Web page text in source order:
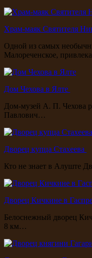
Храм-маяк Святителя
Одной из самых
Малореченское,
Дом Чехова в Ялте
Дом-музей А. П. Чехова
Павлович…
Дворец купца Стахеева
Кто не знает в Алуште
Дворец Кичкине в
Белоснежный дворец
8 км…